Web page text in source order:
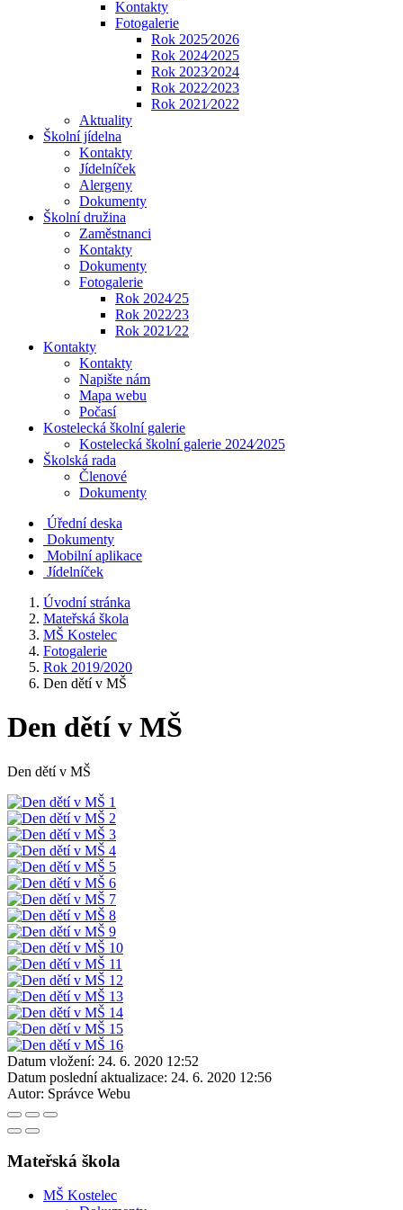
Kontakty
Fotogalerie
Rok 2025⁄2026
Rok 2024⁄2025
Rok 2023⁄2024
Rok 2022⁄2023
Rok 2021⁄2022
Aktuality
Školní jídelna
Kontakty
Jídelníček
Alergeny
Dokumenty
Školní družina
Zaměstnanci
Kontakty
Dokumenty
Fotogalerie
Rok 2024⁄25
Rok 2022⁄23
Rok 2021⁄22
Kontakty
Kontakty
Napište nám
Mapa webu
Počasí
Kostelecká školní galerie
Kostelecká školní galerie 2024⁄2025
Školská rada
Členové
Dokumenty
Úřední deska
Dokumenty
Mobilní aplikace
Jídelníček
Úvodní stránka
Mateřská škola
MŠ Kostelec
Fotogalerie
Rok 2019/2020
Den dětí v MŠ
Den dětí v MŠ
Den dětí v MŠ
Datum vložení: 24. 6. 2020 12:52
Datum poslední aktualizace: 24. 6. 2020 12:56
Autor: Správce Webu
Mateřská škola
MŠ Kostelec